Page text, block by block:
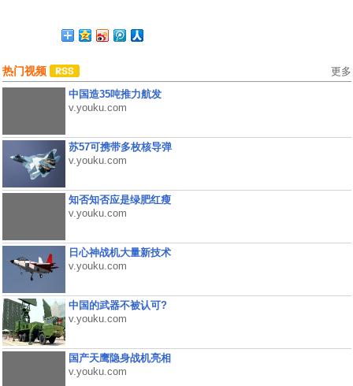
热门视频 更多
中国造35吨推力航发
v.youku.com
苏57可携带多枚核导弹
v.youku.com
知否知否应是绿肥红瘦
v.youku.com
日心神战机大量新技术
v.youku.com
中国的武器不被认可?
v.youku.com
国产天鹰隐身战机亮相
v.youku.com